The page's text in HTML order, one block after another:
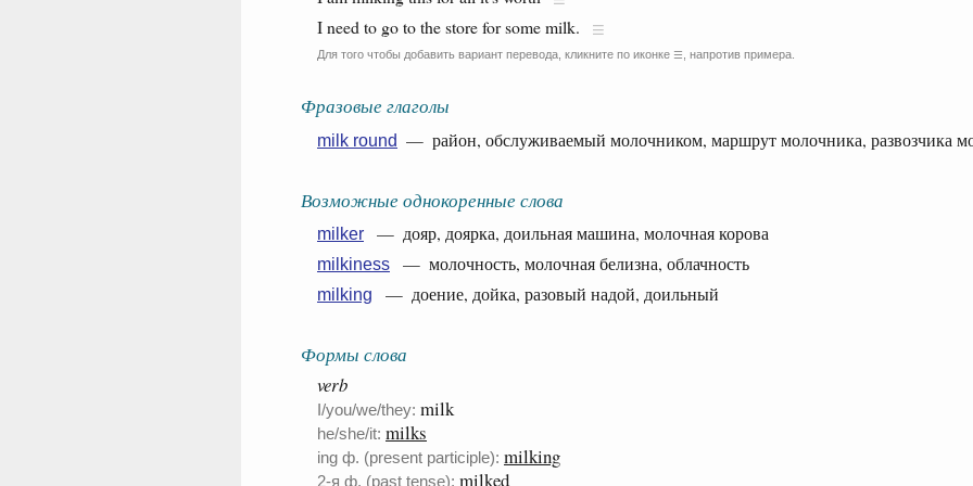
I need to go to the store for some milk.
Для того чтобы добавить вариант перевода, кликните по иконке ☰ , напротив примера.
Фразовые глаголы
milk round — район, обслуживаемый молочником, маршрут молочника, развозчика
Возможные однокоренные слова
milker — дояр, доярка, доильная машина, молочная корова
milkiness — молочность, молочная белизна, облачность
milking — доение, дойка, разовый надой, доильный
Формы слова
verb
I/you/we/they: milk
he/she/it: milks
ing ф. (present participle): milking
2-я ф. (past tense): milked